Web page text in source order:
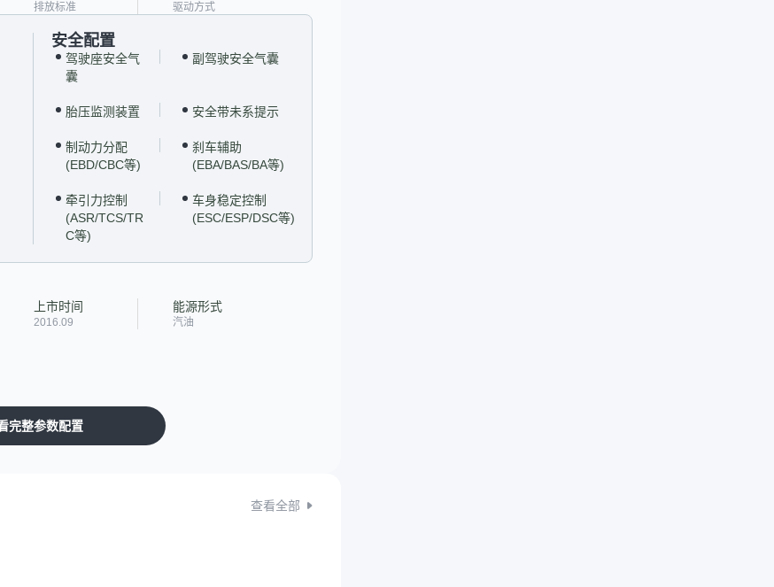
排放标准 驱动方式
安全配置
驾驶座安全气
囊
副驾驶安全气囊
胎压监测装置 安全带未系提示
制动力分配
(EBD/CBC等)
刹车辅助
(EBA/BAS/BA等)
牵引力控制
(ASR/TCS/TR
C等)
车身稳定控制
(ESC/ESP/DSC等)
上市时间
2016.09
能源形式
汽油
完整参数配置
查看全部